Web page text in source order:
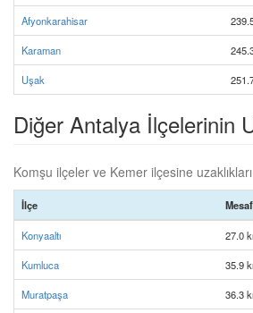
Afyonkarahisar
Karaman
Uşak
Diğer Antalya İlçelerinin
Komşu ilçeler ve Kemer ilçesine
İlçe
Konyaaltı 27.0
Kumluca 35.9
Muratpaşa 36.3